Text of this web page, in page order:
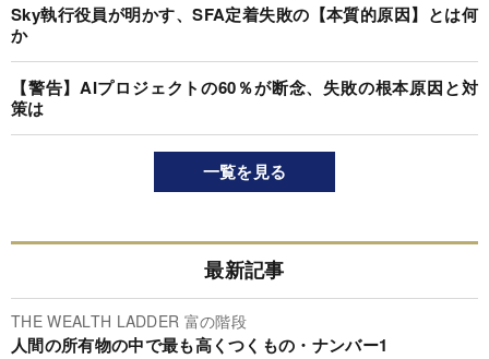
Sky執行役員が明かす、SFA定着失敗の【本質的原因】とは何
か
【警告】AIプロジェクトの60％が断念、失敗の根本原因と対
策は
一覧を見る
最新記事
THE WEALTH LADDER 富の階段
人間の所有物の中で最も高くつくもの・ナンバー1